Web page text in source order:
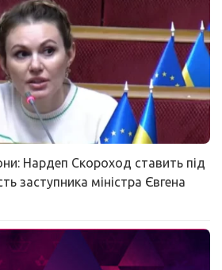
Нардеп Скороход ставить під
заступника міністра Євгена